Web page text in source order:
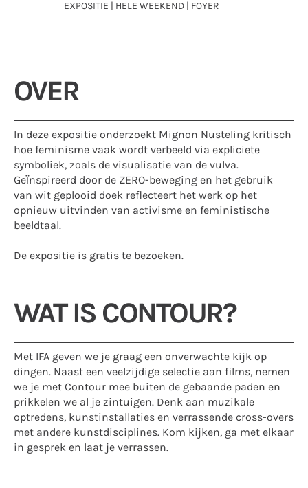
EXPOSITIE | HELE WEEKEND | FOYER
OVER
In deze expositie onderzoekt Mignon Nusteling kritisch
hoe feminisme vaak wordt verbeeld via expliciete
symboliek, zoals de visualisatie van de vulva.
Geïnspireerd door de ZERO-beweging en het gebruik
van wit geplooid doek reflecteert het werk op het
opnieuw uitvinden van activisme en feministische
beeldtaal.
De expositie is gratis te bezoeken.
WAT IS CONTOUR?
Met IFA geven we je graag een onverwachte kijk op
dingen. Naast een veelzijdige selectie aan films, nemen
we je met Contour mee buiten de gebaande paden en
prikkelen we al je zintuigen. Denk aan muzikale
optredens, kunstinstallaties en verrassende cross-overs
met andere kunstdisciplines. Kom kijken, ga met elkaar
in gesprek en laat je verrassen.